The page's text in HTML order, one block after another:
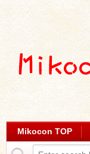
Mikocon TOP